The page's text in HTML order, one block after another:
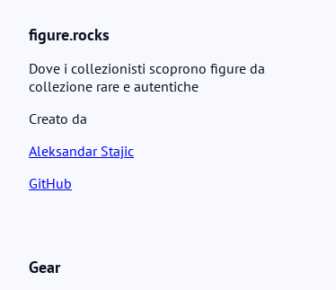
figure.rocks
Dove i collezionisti scoprono figure da
collezione rare e autentiche
Creato da
Aleksandar Stajic
GitHub
Gear